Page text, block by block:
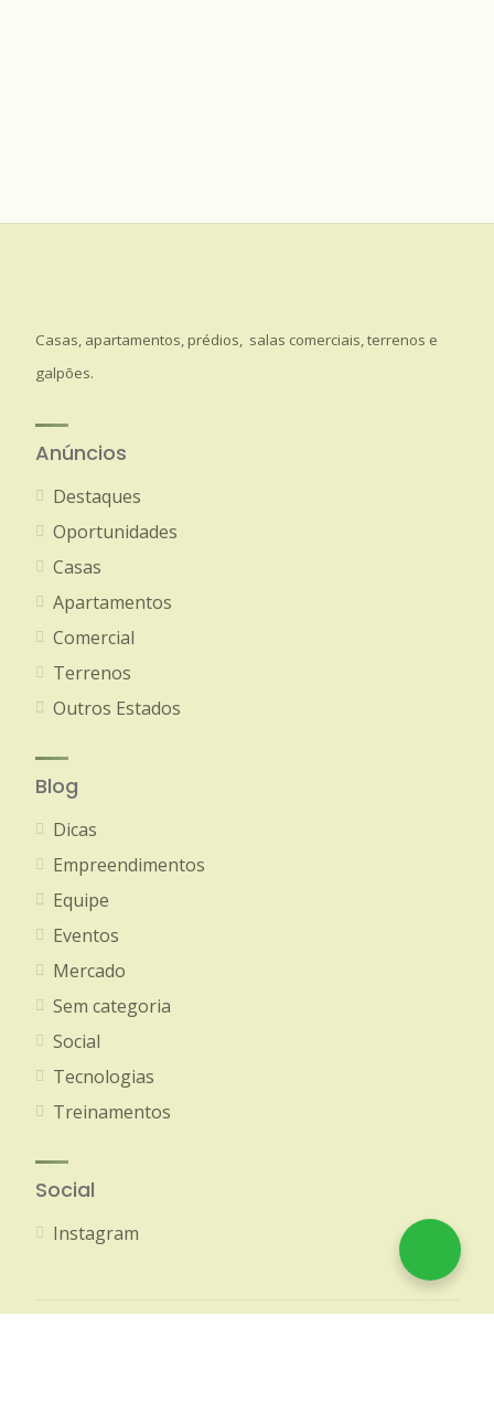
Casas, apartamentos, prédios, salas comerciais, terrenos e
galpões.
Anúncios
Destaques
Oportunidades
Casas
Apartamentos
Comercial
Terrenos
Outros Estados
Blog
Dicas
Empreendimentos
Equipe
Eventos
Mercado
Sem categoria
Social
Tecnologias
Treinamentos
Social
Instagram